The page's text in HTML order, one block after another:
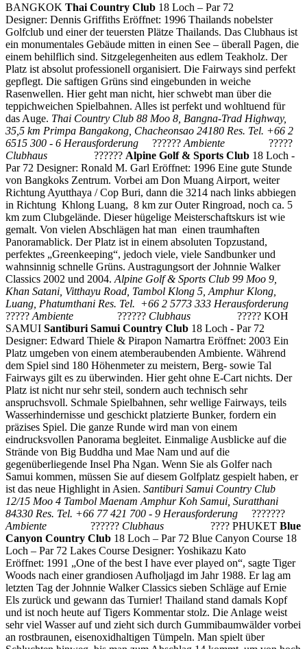
BANGKOK Thai Country Club 18 Loch – Par 72
Designer: Dennis Griffiths Eröffnet: 1996 Thailands nobelster
Golfclub und einer der teuersten Plätze Thailands. Das Clubhaus ist
ein monumentales Gebäude mitten in einen See – überall Pagen, die
einem behilflich sind. Sitzgelegenheiten aus edlem Teakholz. Der
Platz ist absolut professionell organisiert. Die Fairways sind perfekt
gepflegt. Die saftigen Grüns sind eingebunden in weiche
Rasenwellen. Hier geht man nicht, hier schwebt man über die
teppichweichen Spielbahnen. Alles ist perfekt und wohltuend für
das Auge. Thai Country Club 88 Moo 8, Bangna-Trad Highway,
35,5 km Primpa Bangakong, Chacheonsao 24180 Res. Tel. +66 2
6515 300 - 6 Herausforderung ?????? Ambiente ?????
Clubhaus
?????? Alpine Golf & Sports Club 18 Loch -
Par 72 Designer: Ronald M. Garl Eröffnet: 1996 Eine gute Stunde
von Bangkoks Zentrum. Vorbei am Don Muang Airport, weiter
Richtung Ayutthaya / Cop Buri, dann die 3214 nach links abbiegen
in Richtung Khlong Luang, 8 km zur Outer Ringroad, noch ca. 5
km zum Clubgelände. Dieser hügelige Meisterschaftskurs ist wie
gemalt. Von vielen Abschlägen hat man einen traumhaften
Panoramablick. Der Platz ist in einem absoluten Topzustand,
perfektes „Greenkeeping“, jedoch viele, viele Sandbunker und
wahnsinnig schnelle Grüns. Austragungsort der Johnnie Walker
Classics 2002 und 2004. Alpine Golf & Sports Club 99 Moo 9,
Khan Satani, Vitthayu Road, Tambol Klong 5, Amphur Klong,
Luang, Phatumthani Res. Tel. +66 2 5773 333 Herausforderung
????? Ambiente ?????? Clubhaus ????? KOH
SAMUI Santiburi Samui Country Club 18 Loch - Par 72
Designer: Edward Thiele & Pirapon Namartra Eröffnet: 2003 Ein
Platz umgeben von einem atemberaubenden Ambiente. Während
dem Spiel sind 180 Höhenmeter zu meistern, Berg- sowie Tal
Fairways gilt es zu überwinden. Hier geht ohne E-Cart nichts. Der
Platz ist nicht nur sehr steil, sondern auch technisch sehr
anspruchsvoll. Schmale Spielbahnen, sehr wellige Fairways, teils
Wasserhindernisse und geschickt platzierte Bunker, fordern ein
präzises Spiel. Die ganze Runde wird man von einem
eindrucksvollen Panorama begleitet. Einmalige Ausblicke auf die
Strände von Big Buddha und Mae Nam und auf die
gegenüberliegende Insel Pha Ngan. Wenn Sie als Golfer nach
Samui kommen, müssen Sie auf diesem Golfplatz gespielt haben, er
ist das neue Highlight in Asien. Santiburi Samui Country Club
12/15 Moo 4 Tambol Maenam Amphur Koh Samui, Suratthani
84330 Res. Tel. +66 77 421 700 - 9 Herausforderung ???????
Ambiente ?????? Clubhaus ???? PHUKET Blue
Canyon Country Club 18 Loch – Par 72 Blue Canyon Course 18
Loch – Par 72 Lakes Course Designer: Yoshikazu Kato
Eröffnet: 1991 „One of the best I have ever played on“, sagte Tiger
Woods nach einer grandiosen Aufholjagd im Jahr 1988. Er lag am
letzten Tag der Johnnie Walker Classics sieben Schläge auf Ernie
Els zurück und gewann das Turnier! Thailand stand damals Kopf
und ist noch heute auf Tigers Kommentar stolz. Die Anlage weist
sehr viel Wasser auf und zieht sich durch Gummibaumwälder vorbei
an rostbraunen, eisenoxidhaltigen Tümpeln. Man spielt über